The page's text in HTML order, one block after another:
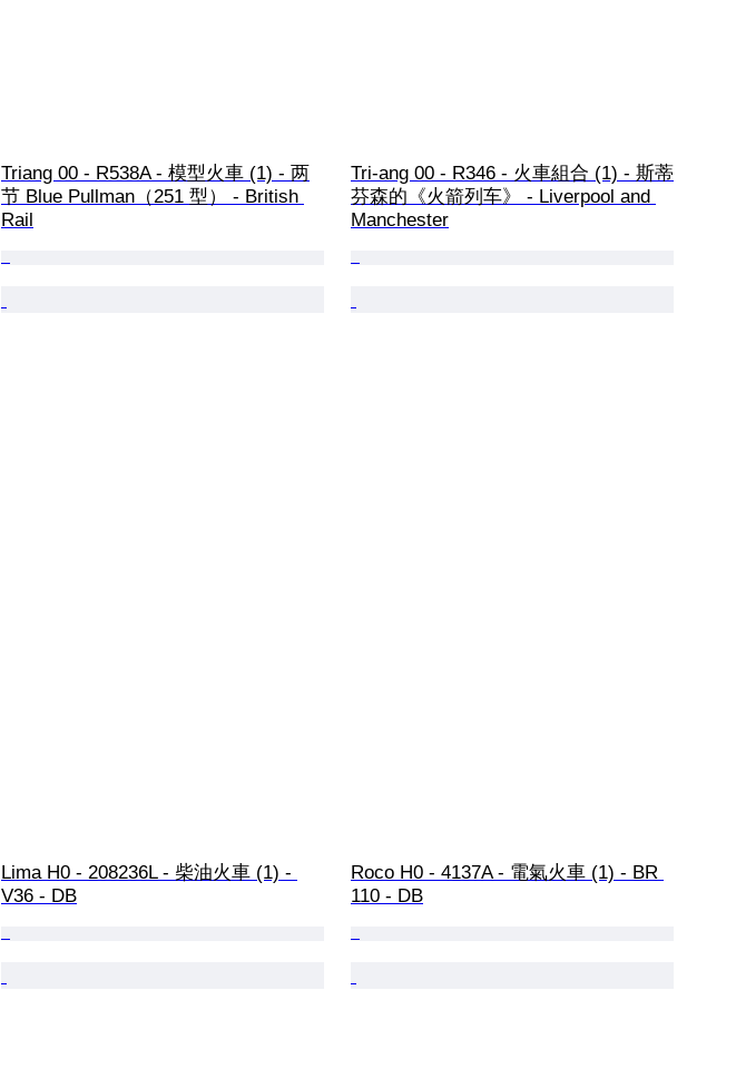
Triang 00 - R538A - 模型火車 (1) - 两
节 Blue Pullman（251 型） - British
Rail
Tri-ang 00 - R346 - 火車組合 (1) - 斯蒂
芬森的《火箭列车》 - Liverpool and
Manchester
Lima H0 - 208236L - 柴油火車 (1) -
V36 - DB
Roco H0 - 4137A - 電氣火車 (1) - BR
110 - DB